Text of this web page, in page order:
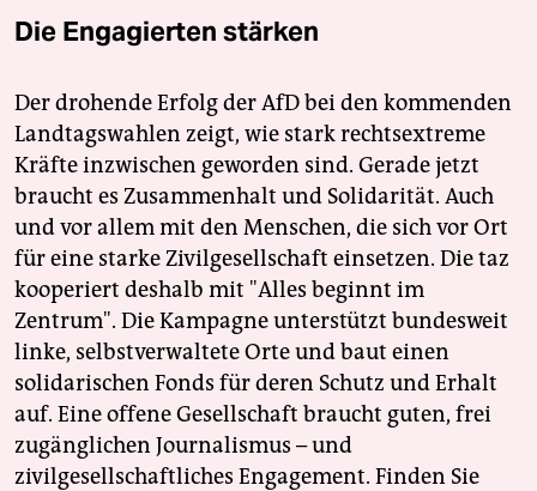
Die Engagierten stärken
Der drohende Erfolg der AfD bei den kommenden
Landtagswahlen zeigt, wie stark rechtsextreme
Kräfte inzwischen geworden sind. Gerade jetzt
braucht es Zusammenhalt und Solidarität. Auch
und vor allem mit den Menschen, die sich vor Ort
für eine starke Zivilgesellschaft einsetzen. Die taz
kooperiert deshalb mit "Alles beginnt im
Zentrum". Die Kampagne unterstützt bundesweit
linke, selbstverwaltete Orte und baut einen
solidarischen Fonds für deren Schutz und Erhalt
auf. Eine offene Gesellschaft braucht guten, frei
zugänglichen Journalismus – und
zivilgesellschaftliches Engagement. Finden Sie